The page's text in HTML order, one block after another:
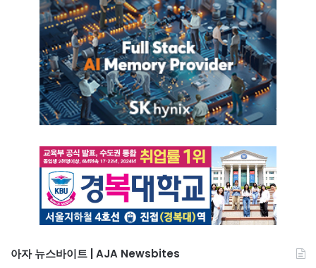
아자 뉴스바이트 | AJA Newsbites